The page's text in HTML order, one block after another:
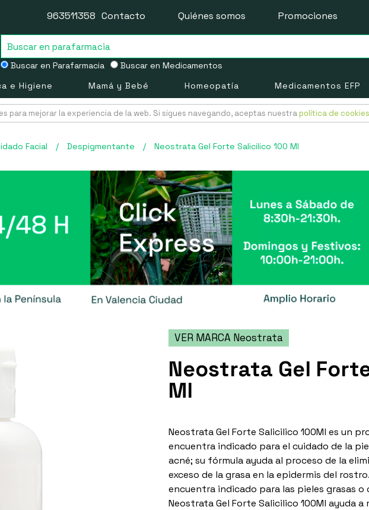
Buscar en Parafarmacia Buscar en Medicamentos
963511358 Contacto Quiénes somos Promociones
e Higiene Mamá y Bebé Homeopatía Medicamentos EFP
para mejorar la experiencia de la web. Si sigues navegando, aceptas nuestra política de cookies
Facial / Despigmentante / Neostrata Gel Forte Salicilico 100 Ml
VER MARCA Neostrata
Neostrata Gel
Ml
Neostrata Gel Forte Salicilico 100Ml es un
encuentra indicado para el cuidado de la
acné; su fórmula ayuda al proceso de la
exceso de la grasa en la epidermis del
encuentra indicado para las pieles grasas o
Neostrata Gel Forte Salicilico 100Ml ayuda